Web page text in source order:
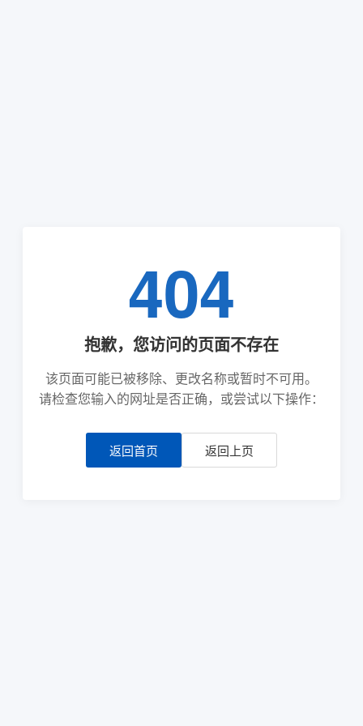
404
抱歉，您访问的页面不存在
该页面可能已被移除、更改名称或暂时不可用。
请检查您输入的网址是否正确，或尝试以下操作：
返回首页 返回上页